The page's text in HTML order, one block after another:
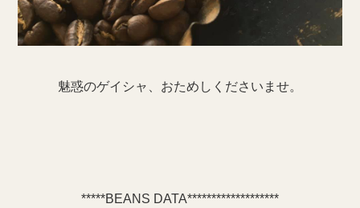
魅惑のゲイシャ、おためしくださいませ。
*****BEANS DATA*******************